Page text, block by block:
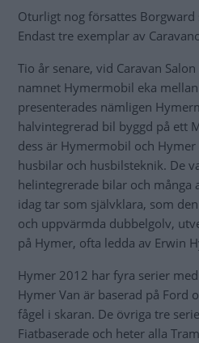
Oturligt nog försattes
Endast tre exemplar av
Tio år senare, vid Caravan
namnet Hymermobil eka
presenterades nämligen
halvintegrerad bil byggd på ett
dess är Hymermobil och
husbilar och husbilsteknik. De
helintegrerade bilar och många
idag tar som självklara, som
och uppvärmda dubbelgolv,
på Hymer, ofta ledda av Erwin
Hymer 2012 har fyra serier
Hymer Van är baserad på Ford
fågel i skaran. De övriga tre
Fiatbaserade och heter alla